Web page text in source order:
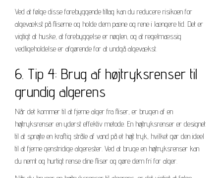
Ved at følge disse forebyggende tiltag kan du reducere risikoen for
algevækst på fliserne og holde dem pæne og rene i længere tid. Det er
vigtigt at huske, at forebyggelse er nøglen, og at regelmæssig
vedligeholdelse er afgørende for at undgå algevækst.
6. Tip 4: Brug af højtryksrenser til
grundig algerens
Når det kommer til at fjerne alger fra fliser, er brugen af en
højtryksrenser en yderst effektiv metode. En højtryksrenser er designet
til at sprøjte en kraftig stråle af vand på et højt tryk, hvilket gør den ideel
til at fjerne genstridige algerester. Ved at bruge en højtryksrenser kan
du nemt og hurtigt rense dine fliser og gøre dem fri for alger.